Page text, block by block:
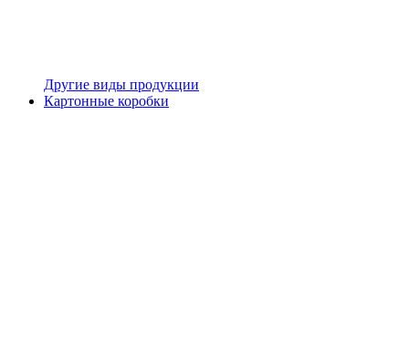
Другие виды продукции
Картонные коробки